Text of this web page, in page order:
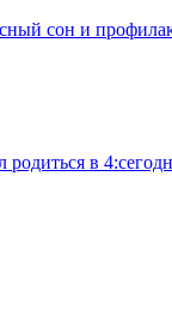
сон и
в